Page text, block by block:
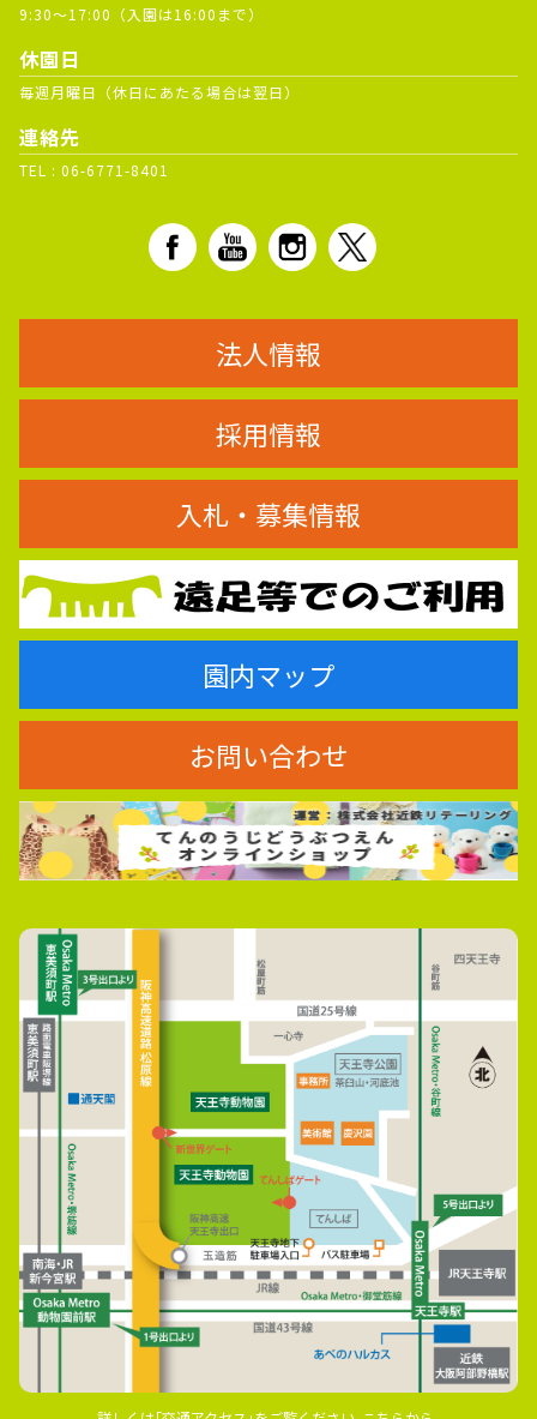
9:30～17:00（入園は16:00まで）
休園日
毎週月曜日（休日にあたる場合は翌日）
連絡先
TEL : 06-6771-8401
法人情報
採用情報
入札・募集情報
園内マップ
お問い合わせ